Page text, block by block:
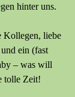
hinter uns.
Kollegen, liebe
ein (fast
– was will
tolle Zeit!